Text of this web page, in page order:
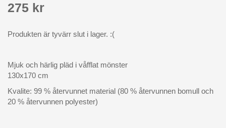
275 kr
Produkten är tyvärr slut i lager. :(
Mjuk och härlig pläd i våfflat mönster
130x170 cm
Kvalite: 99 % återvunnet material (80 % återvunnen bomull och
20 % återvunnen polyester)